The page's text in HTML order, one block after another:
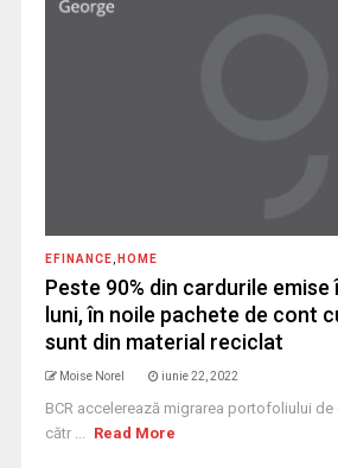
EFINANCE HOME
Peste 90% din cardurile emise
luni, în noile pachete de cont
sunt din material reciclat
Moise Norel iunie 22, 2022
BCR accelerează migrarea portofoliului
cătr ... Read More